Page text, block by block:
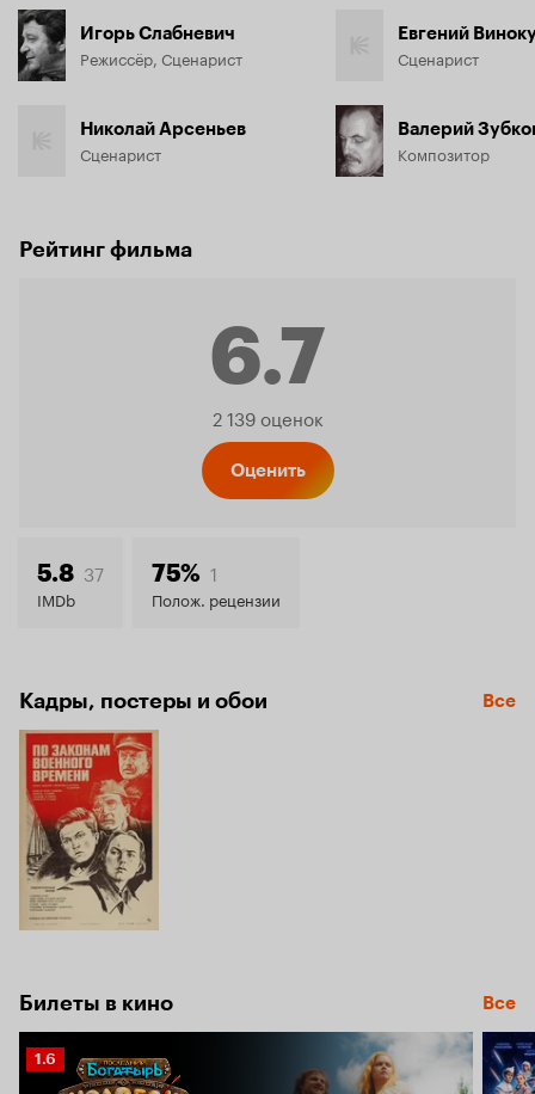
Игорь Слабневич
Режиссёр, Сценарист
Николай Арсеньев
Сценарист
Евгений
Сценарист
Валерий
Композитор
Рейтинг фильма
6.7
Рейтинг
6.7
2 139 оценок
Оценить
5.8 37
IMDb
75% 1
Полож. рецензии
Кадры, постеры и обои Все
Билеты в кино Все
Рейтинг
Кинопоиска
1.6